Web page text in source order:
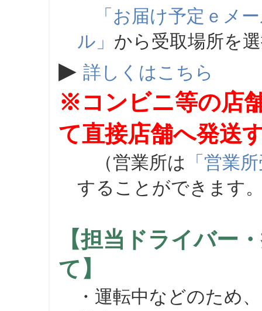
「お届け予定ｅメ
ル」 から受取場所を
▶ 詳しくはこちら
※コンビニ等の店
て直接店舗へ発送
（営業所は 「営業
することができます
【担当ドライバー
て】
・運転中などのため